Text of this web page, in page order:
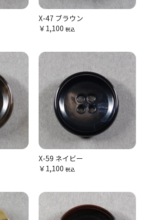
X-47 ブラウン
￥1,100 税込
X-59 ネイビー
￥1,100 税込